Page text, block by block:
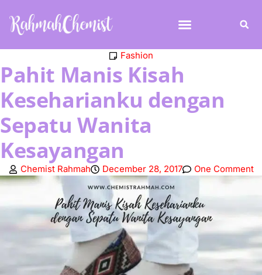
Fashion
Pahit Manis Kisah
Keseharianku dengan
Sepatu Wanita
Kesayangan
Chemist Rahmah December 28, 2017 One Comment